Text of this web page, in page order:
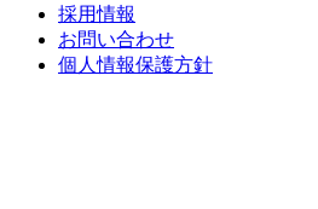
採用情報
お問い合わせ
個人情報保護方針